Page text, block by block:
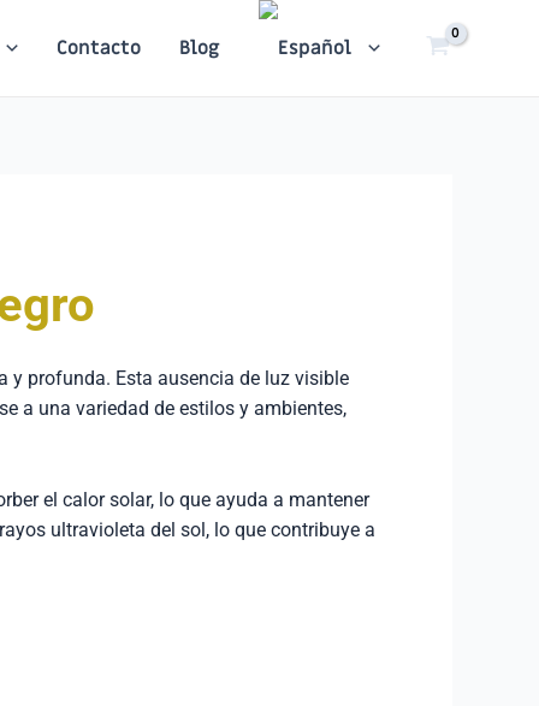
Contacto Blog
y profunda. Esta ausencia de luz visible
a una variedad de estilos y ambientes,
el calor solar, lo que ayuda a mantener
ultravioleta del sol, lo que contribuye a